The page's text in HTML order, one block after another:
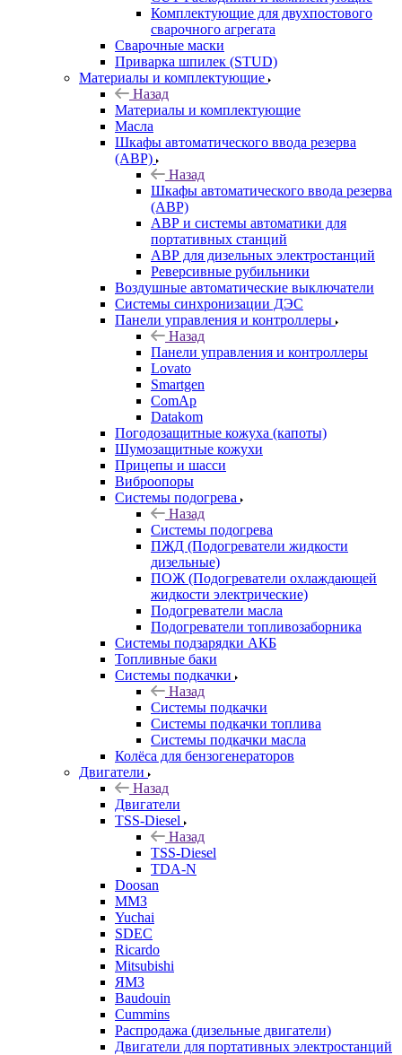
Комплектующие для двухпостового
сварочного агрегата
Сварочные маски
Приварка шпилек (STUD)
Материалы и комплектующие
Назад
Материалы и комплектующие
Масла
Шкафы автоматического ввода резерва
(АВР)
Назад
Шкафы автоматического ввода резерва
(АВР)
АВР и системы автоматики для
портативных станций
АВР для дизельных электростанций
Реверсивные рубильники
Воздушные автоматические выключатели
Системы синхронизации ДЭС
Панели управления и контроллеры
Назад
Панели управления и контроллеры
Lovato
Smartgen
ComAp
Datakom
Погодозащитные кожуха (капоты)
Шумозащитные кожухи
Прицепы и шасси
Виброопоры
Системы подогрева
Назад
Системы подогрева
ПЖД (Подогреватели жидкости
дизельные)
ПОЖ (Подогреватели охлаждающей
жидкости электрические)
Подогреватели масла
Подогреватели топливозаборника
Системы подзарядки АКБ
Топливные баки
Системы подкачки
Назад
Системы подкачки
Системы подкачки топлива
Системы подкачки масла
Колёса для бензогенераторов
Двигатели
Назад
Двигатели
TSS-Diesel
Назад
TSS-Diesel
TDA-N
Doosan
ММЗ
Yuchai
SDEC
Ricardo
Mitsubishi
ЯМЗ
Baudouin
Cummins
Распродажа (дизельные двигатели)
Двигатели для портативных электростанций